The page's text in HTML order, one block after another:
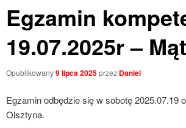
Egzamin
19.07.2025r –
Opublikowany9 lipca 2025przez Daniel
Egzamin odbędzie się w sobotę 2025.07.19
Olsztyna.